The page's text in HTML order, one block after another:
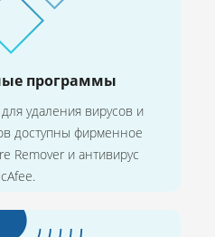
программы
удаления вирусов и
доступны фирменное
Remover и антивирус